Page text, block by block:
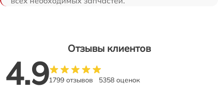
Отзывы клиентов
4.91799 отзывов 5358 оценок